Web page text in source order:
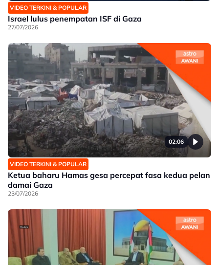
VIDEO TERKINI & POPULAR
Israel lulus penempatan ISF di Gaza
27/07/2026
02:06
VIDEO TERKINI & POPULAR
Ketua baharu Hamas gesa percepat fasa kedua pelan
damai Gaza
23/07/2026